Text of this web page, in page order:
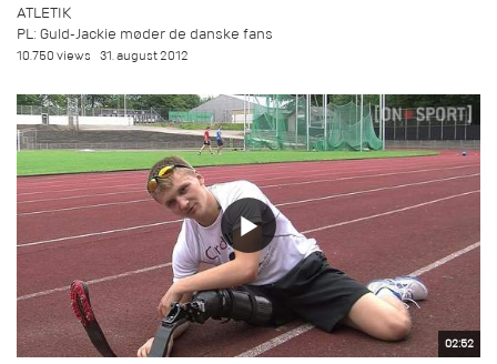
ATLETIK
PL: Guld-Jackie møder de danske fans
10.750 views 31. august 2012
02:52